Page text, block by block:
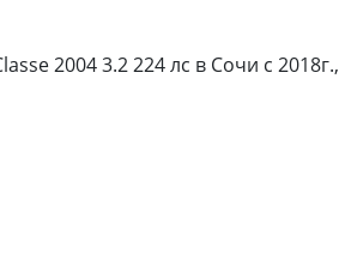
2004 3.2 224 лс в Сочи с 2018г.,